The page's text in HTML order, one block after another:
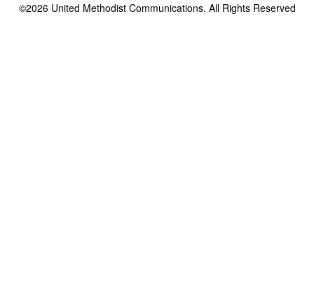
©2026United Methodist Communications. All Rights Reserved